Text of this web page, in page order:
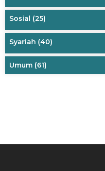
Sosial (25)
Syariah (40)
Umum (61)